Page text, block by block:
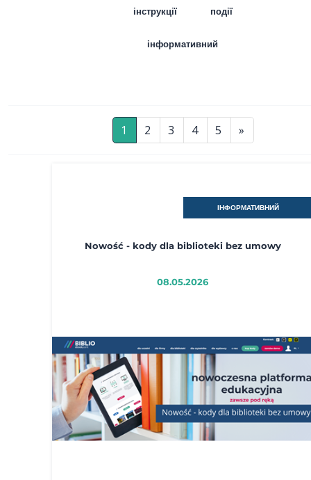
інструкції події
інформативний
1 2 3 4 5 »
ІНФОРМАТИВНИЙ
Nowość - kody dla biblioteki bez umowy
08.05.2026